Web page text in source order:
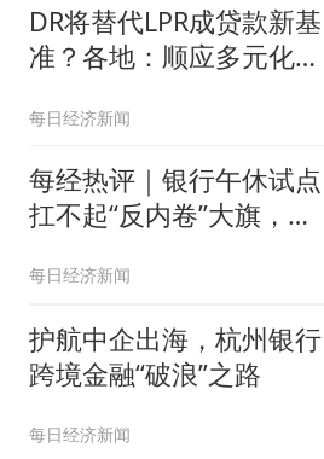
DR将替代LPR成贷款新基
准？各地：顺应多元化基
每日经济新闻
每经热评｜银行午休试点
扛不起“反内卷”大旗，被
的期待
每日经济新闻
护航中企出海，杭州银行
跨境金融“破浪”之路
每日经济新闻